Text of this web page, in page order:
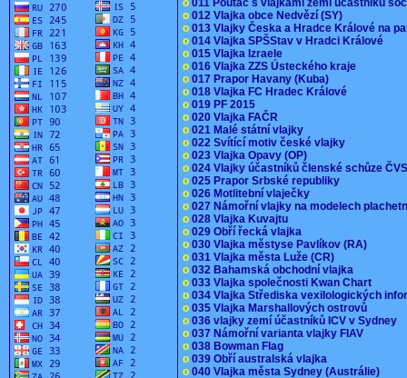
o 012 Vlajka obce Nedvězí (SY)
o 013 Vlajky Česka a Hradce Králové na
o 014 Vlajka SPŠStav v Hradci Králové
o 015 Vlajka Izraele
o 016 Vlajka ZZS Ústeckého kraje
o 017 Prapor Havany (Kuba)
o 018 Vlajka FC Hradec Králové
o 019 PF 2015
o 020 Vlajka FAČR
o 021 Malé státní vlajky
o 022 Svítící motiv české vlajky
o 023 Vlajka Opavy (OP)
o 024 Vlajky účastníků členské schůze
o 025 Prapor Srbské republiky
o 026 Motlitební vlaječky
o 027 Námořní vlajky na modelech
o 028 Vlajka Kuvajtu
o 029 Obří řecká vlajka
o 030 Vlajka městyse Pavlíkov (RA)
o 031 Vlajka města Luže (CR)
o 032 Bahamská obchodní vlajka
o 033 Vlajka společnosti Kwan Chart
o 034 Vlajka Střediska vexilologických
o 035 Vlajka Marshallových ostrovů
o 036 vlajky zemí účastníků ICV v Sydney
o 037 Námořní varianta vlajky FIAV
o 038 Bowman Flag
o 039 Obří australská vlajka
o 040 Vlajka města Sydney (Austrálie)